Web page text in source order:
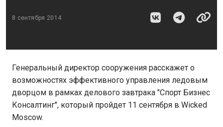
8 сентября 2014
Генеральный директор сооружения расскажет о
возможностях эффективного управления ледовым
дворцом в рамках делового завтрака "Спорт Бизнес
Консалтинг", который пройдет 11 сентября в Wicked
Moscow.